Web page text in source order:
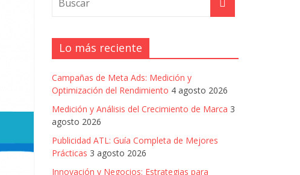
Lo más reciente
Campañas de Meta Ads: Medición y
Optimización del Rendimiento 4 agosto 2026
Medición y Análisis del Crecimiento de Marca 3
agosto 2026
Publicidad ATL: Guía Completa de Mejores
Prácticas 3 agosto 2026
Innovación y Negocios: Estrategias para